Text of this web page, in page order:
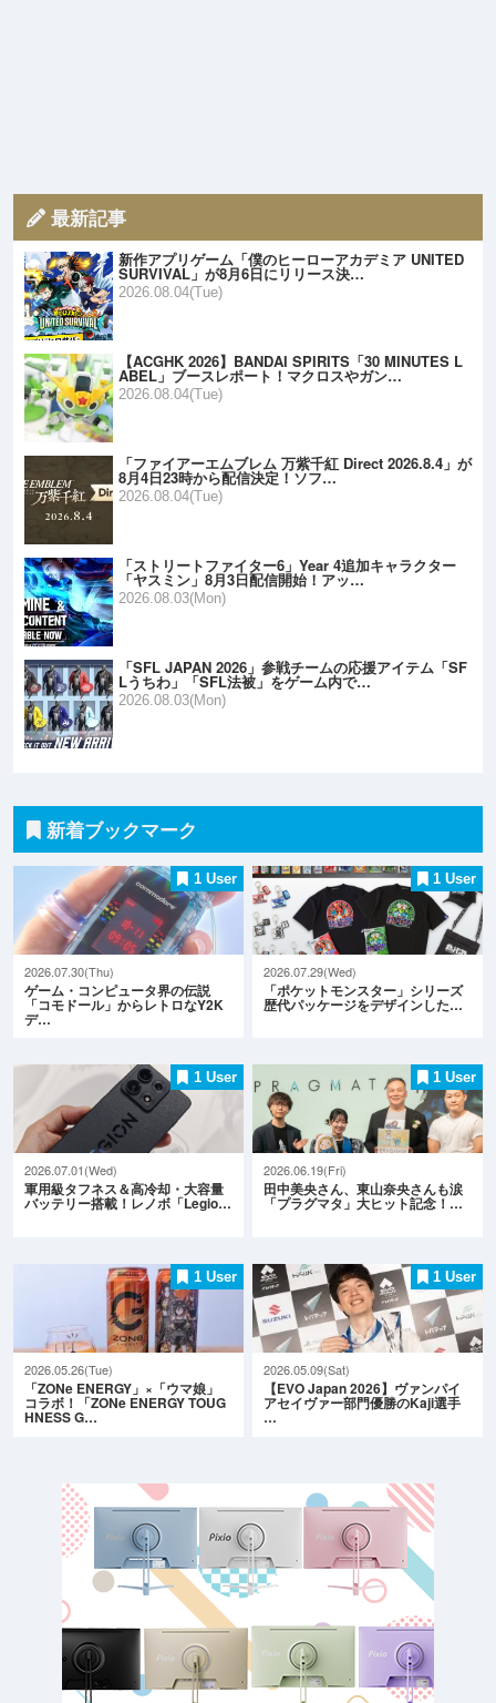
最新記事
新作アプリゲーム「僕のヒーローアカデミア UNITED
SURVIVAL」が8月6日にリリース決…
2026.08.04(Tue)
【ACGHK 2026】BANDAI SPIRITS「30 MINUTES L
ABEL」ブースレポート！マクロスやガン…
2026.08.04(Tue)
「ファイアーエムブレム 万紫千紅 Direct 2026.8.4」が
8月4日23時から配信決定！ソフ…
2026.08.04(Tue)
「ストリートファイター6」Year 4追加キャラクター
「ヤスミン」8月3日配信開始！アッ…
2026.08.03(Mon)
「SFL JAPAN 2026」参戦チームの応援アイテム「SF
Lうちわ」「SFL法被」をゲーム内で…
2026.08.03(Mon)
新着ブックマーク
1 User
2026.07.30(Thu)
ゲーム・コンピュータ界の伝説
「コモドール」からレトロなY2K
デ…
1 User
2026.07.29(Wed)
「ポケットモンスター」シリーズ
歴代パッケージをデザインした…
1 User
2026.07.01(Wed)
軍用級タフネス＆高冷却・大容量
バッテリー搭載！レノボ「Legio…
1 User
2026.06.19(Fri)
田中美央さん、東山奈央さんも涙
「プラグマタ」大ヒット記念！…
1 User
2026.05.26(Tue)
「ZONe ENERGY」×「ウマ娘」
コラボ！「ZONe ENERGY TOUG
HNESS G…
1 User
2026.05.09(Sat)
【EVO Japan 2026】ヴァンパイ
アセイヴァー部門優勝のKaji選手
…